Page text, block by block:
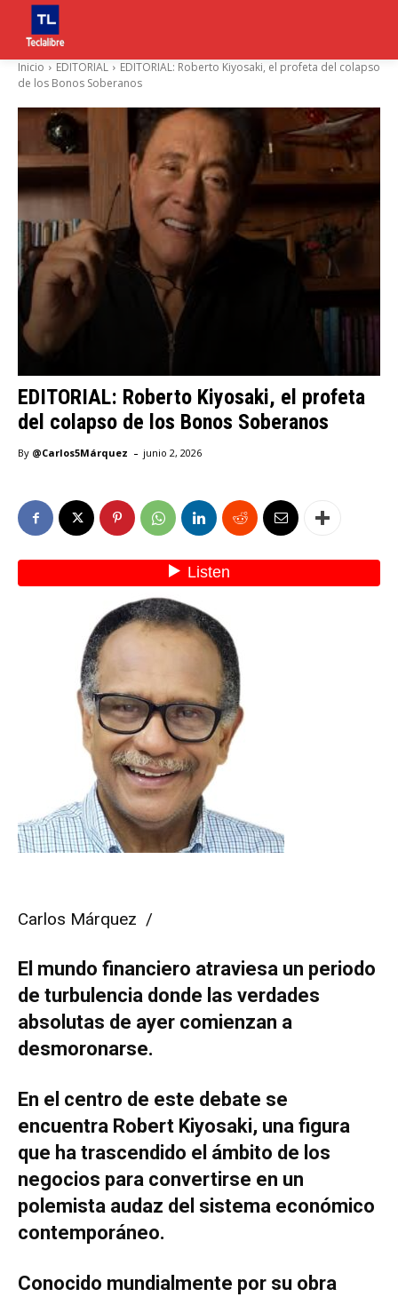
Inicio EDITORIAL
EDITORIAL: Roberto Kiyosaki, el profeta del colapso
de los Bonos Soberanos
EDITORIAL: Roberto Kiyosaki, el profeta
del colapso de los Bonos Soberanos
By @Carlos5Márquez - junio 2, 2026
Carlos Márquez /
El mundo financiero atraviesa un periodo
de turbulencia donde las verdades
absolutas de ayer comienzan a
desmoronarse.
En el centro de este debate se
encuentra Robert Kiyosaki, una figura
que ha trascendido el ámbito de los
negocios para convertirse en un
polemista audaz del sistema económico
contemporáneo.
Conocido mundialmente por su obra